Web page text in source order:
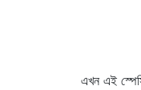
এখন এই